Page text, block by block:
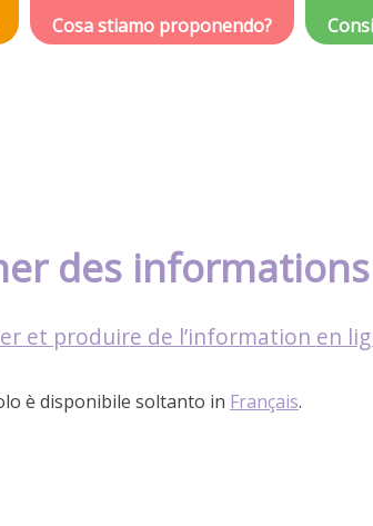
Cosa stiamo proponendo?
des
et produire de l’information en
è disponibile soltanto in Français.